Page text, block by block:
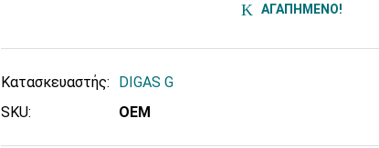
ΑΓΑΠΗΜΕΝΟ!
Κατασκευαστής:
DIGAS G
SKU:
OEM